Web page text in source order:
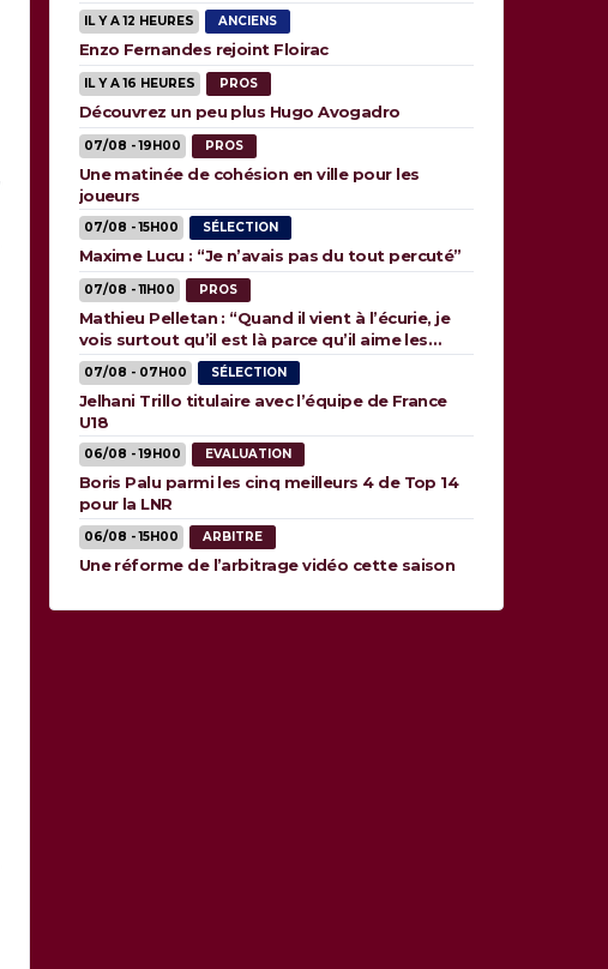
IL Y A 12 HEURES ANCIENS
Enzo Fernandes rejoint Floirac
IL Y A 16 HEURES PROS
Découvrez un peu plus Hugo Avogadro
07/08 - 19H00 PROS
Une matinée de cohésion en ville pour les
joueurs
07/08 - 15H00 SÉLECTION
Maxime Lucu : “Je n’avais pas du tout percuté”
07/08 - 11H00 PROS
Mathieu Pelletan : “Quand il vient à l’écurie, je
vois surtout qu’il est là parce qu’il aime les
animaux”
07/08 - 07H00 SÉLECTION
Jelhani Trillo titulaire avec l’équipe de France
U18
06/08 - 19H00 EVALUATION
Boris Palu parmi les cinq meilleurs 4 de Top 14
pour la LNR
06/08 - 15H00 ARBITRE
Une réforme de l’arbitrage vidéo cette saison